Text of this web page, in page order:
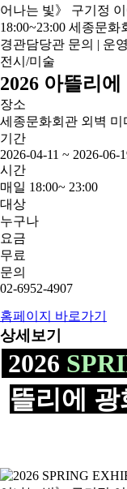
전시/미술
2026 아뜰리
장소
세종문화회관 외벽 미
기간
2026-04-11 ~ 2026-06-
시간
매일 18:00~ 23:00
대상
누구나
요금
무료
문의
02-6952-4907
홈페이지 바로가기
상세보기
2026
뜰리에 광